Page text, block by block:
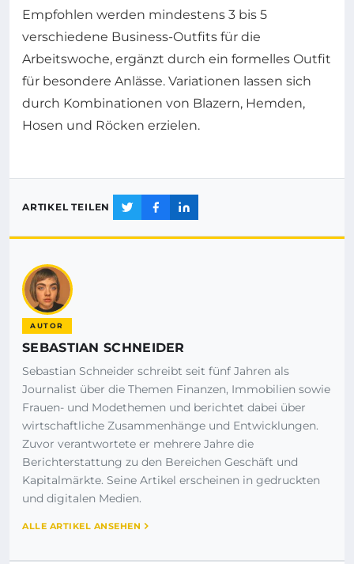
Empfohlen werden mindestens 3 bis 5
verschiedene Business-Outfits für die
Arbeitswoche, ergänzt durch ein formelles Outfit
für besondere Anlässe. Variationen lassen sich
durch Kombinationen von Blazern, Hemden,
Hosen und Röcken erzielen.
ARTIKEL TEILEN
AUTOR
SEBASTIAN SCHNEIDER
Sebastian Schneider schreibt seit fünf Jahren als
Journalist über die Themen Finanzen, Immobilien sowie
Frauen- und Modethemen und berichtet dabei über
wirtschaftliche Zusammenhänge und Entwicklungen.
Zuvor verantwortete er mehrere Jahre die
Berichterstattung zu den Bereichen Geschäft und
Kapitalmärkte. Seine Artikel erscheinen in gedruckten
und digitalen Medien.
ALLE ARTIKEL ANSEHEN